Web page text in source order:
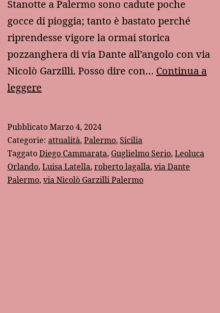
Stanotte a Palermo sono cadute poche
gocce di pioggia; tanto è bastato perché
riprendesse vigore la ormai storica
pozzanghera di via Dante all’angolo con via
Nicolò Garzilli. Posso dire con… Continua a
leggere
una
pozzanghera
palermitana
PubblicatoMarzo 4, 2024
Categorie: attualità, Palermo, Sicilia
TaggatoDiego Cammarata, Guglielmo Serio, Leoluca
Orlando, Luisa Latella, roberto lagalla, via Dante
Palermo, via Nicolò Garzilli Palermo